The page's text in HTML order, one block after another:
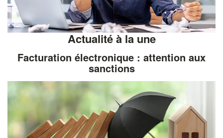
Actualité à la une
Facturation électronique : attention aux
sanctions